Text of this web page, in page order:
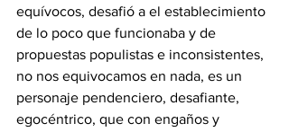
equívocos, desafió a el establecimiento
de lo poco que funcionaba y de
propuestas populistas e inconsistentes,
no nos equivocamos en nada, es un
personaje pendenciero, desafiante,
egocéntrico, que con engaños y